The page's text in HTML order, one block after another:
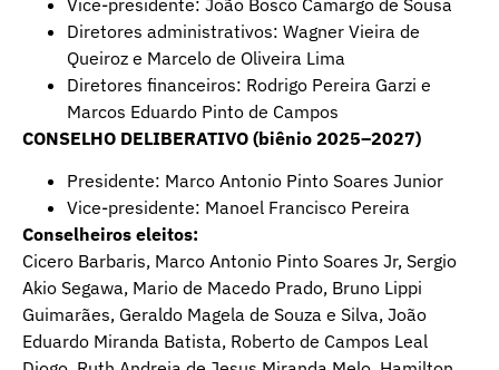
Diretores administrativos: Wagner Vieira de
Queiroz e Marcelo de Oliveira Lima
Diretores financeiros: Rodrigo Pereira Garzi e
Marcos Eduardo Pinto de Campos
CONSELHO DELIBERATIVO (biênio 2025–2027)
Presidente: Marco Antonio Pinto Soares Junior
Vice-presidente: Manoel Francisco Pereira
Conselheiros eleitos:
Cicero Barbaris, Marco Antonio Pinto Soares Jr, Sergio
Akio Segawa, Mario de Macedo Prado, Bruno Lippi
Guimarães, Geraldo Magela de Souza e Silva, João
Eduardo Miranda Batista, Roberto de Campos Leal